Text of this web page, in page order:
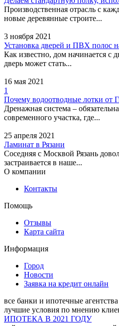
Производственная отрасль с
новые деревянные строите...
3 ноября 2021
Установка дверей и ПВХ полос
Как известно, дом начинается с
дверь может стать...
16 мая 2021
1
Почему водоотводные лотки от
Дренажная система –
современного участка, где...
25 апреля 2021
Ламинат в Рязани
Соседняя с Москвой Рязань
застраивается в наше...
О компании
Контакты
Помощь
Отзывы
Карта сайта
Информация
Город
Новости
Заявка на кредит онлайн
все банки и ипотечные агентства
лучшие условия по мнению
ИПОТЕКА В 2021 ГОДУ